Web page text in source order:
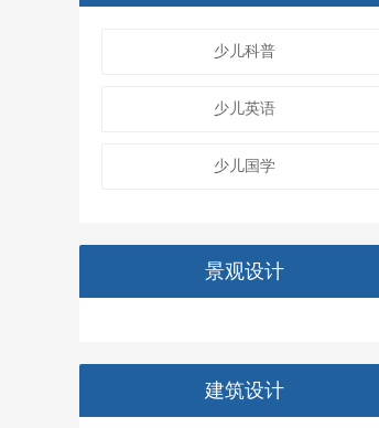
少儿科普
少儿英语
少儿国学
景观设计
建筑设计